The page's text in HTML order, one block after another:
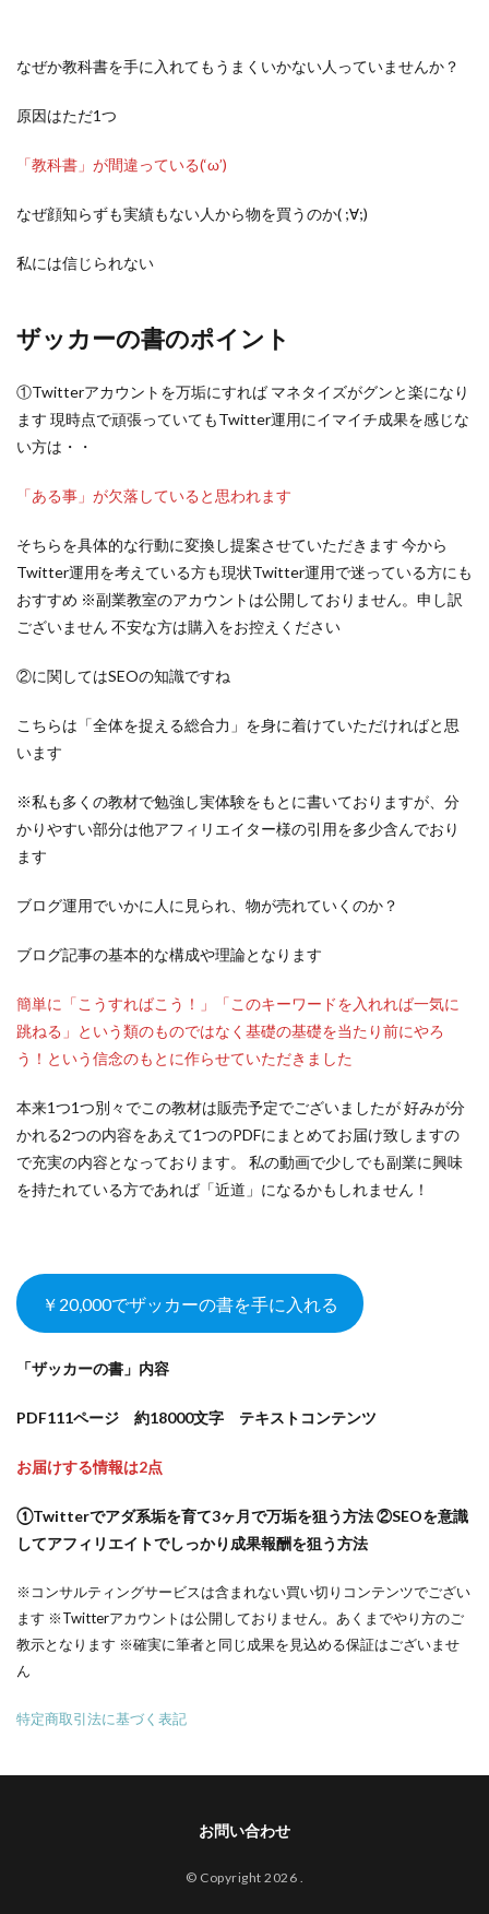
なぜか教科書を手に入れてもうまくいかない人っていませんか？
原因はただ1つ
「教科書」が間違っている(‘ω’)
なぜ顔知らずも実績もない人から物を買うのか( ;∀;)
私には信じられない
ザッカーの書のポイント
①Twitterアカウントを万垢にすれば マネタイズがグンと楽になり
ます 現時点で頑張っていてもTwitter運用にイマイチ成果を感じな
い方は・・
「ある事」が欠落していると思われます
そちらを具体的な行動に変換し提案させていただきます 今から
Twitter運用を考えている方も現状Twitter運用で迷っている方にも
おすすめ ※副業教室のアカウントは公開しておりません。申し訳
ございません 不安な方は購入をお控えください
②に関してはSEOの知識ですね
こちらは「全体を捉える総合力」を身に着けていただければと思
います
※私も多くの教材で勉強し実体験をもとに書いておりますが、分
かりやすい部分は他アフィリエイター様の引用を多少含んでおり
ます
ブログ運用でいかに人に見られ、物が売れていくのか？
ブログ記事の基本的な構成や理論となります
簡単に「こうすればこう！」「このキーワードを入れれば一気に
跳ねる」という類のものではなく基礎の基礎を当たり前にやろ
う！という信念のもとに作らせていただきました
本来1つ1つ別々でこの教材は販売予定でございましたが 好みが分
かれる2つの内容をあえて1つのPDFにまとめてお届け致しますの
で充実の内容となっております。 私の動画で少しでも副業に興味
を持たれている方であれば「近道」になるかもしれません！
￥20,000でザッカーの書を手に入れる
「ザッカーの書」内容
PDF111ページ 約18000文字 テキストコンテンツ
お届けする情報は2点
①Twitterでアダ系垢を育て3ヶ月で万垢を狙う方法 ②SEOを意識
してアフィリエイトでしっかり成果報酬を狙う方法
※コンサルティングサービスは含まれない買い切りコンテンツでござい
ます ※Twitterアカウントは公開しておりません。あくまでやり方のご
教示となります ※確実に筆者と同じ成果を見込める保証はございませ
ん
特定商取引法に基づく表記
お問い合わせ
© Copyright 2026 .